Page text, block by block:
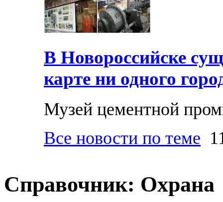
В Новороссийске
карте ни одного
Музей цементной
Все новости по теме
Справочник: Охрана